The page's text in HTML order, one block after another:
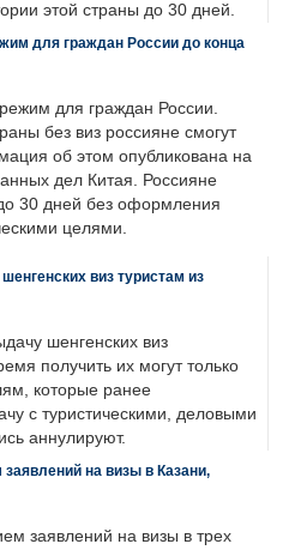
этой страны до 30 дней.
для граждан России до конца
для граждан России.
без виз россияне смогут
об этом опубликована на
дел Китая. Россияне
30 дней без оформления
целями.
виз туристам из
шенгенских виз
получить их могут только
которые ранее
с туристическими, деловыми
аннулируют.
на визы в Казани,
заявлений на визы в трех